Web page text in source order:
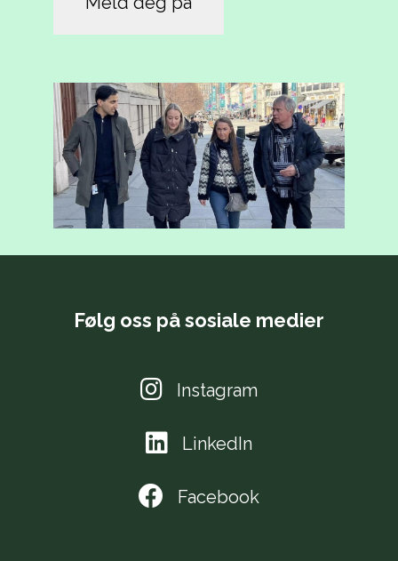
Følg oss på sosiale medier
Instagram
LinkedIn
Facebook